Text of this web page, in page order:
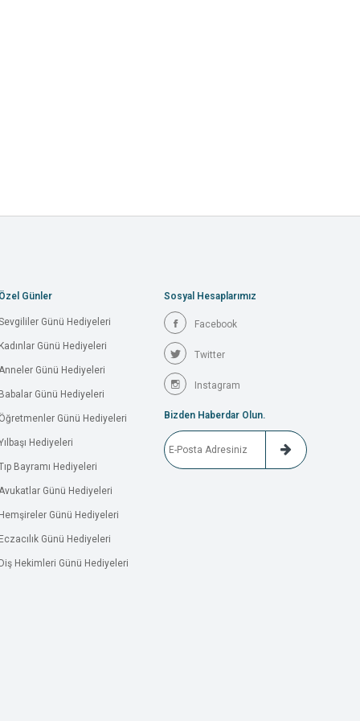
Günler
Günü Hediyeleri
Günü Hediyeleri
Günü Hediyeleri
Günü Hediyeleri
Günü Hediyeleri
Hediyeleri
Bayramı Hediyeleri
Günü Hediyeleri
Günü Hediyeleri
Günü Hediyeleri
Hekimleri Günü Hediyeleri
Sosyal Hesaplarımız
Facebook
Twitter
Instagram
Bizden Haberdar Olun.